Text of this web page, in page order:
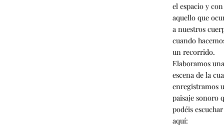
el espacio y con
aquello que
a nuestros
cuando
un recorrido.
Elaboramos
escena de la
enregistramos
paisaje sonoro
podéis escuchar
aquí: